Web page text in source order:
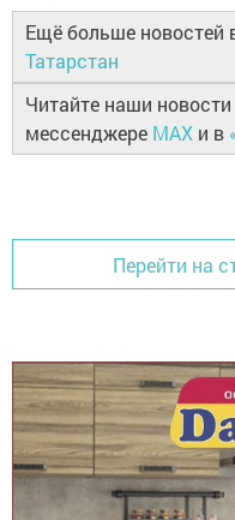
Ещё больше новостей
Татарстан
Читайте наши
мессенджере MAX и в
Перейти на